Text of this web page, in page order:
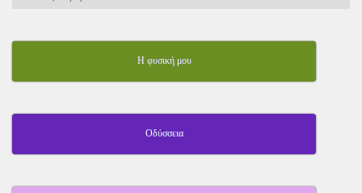
Η φυσική μου
Οδύσσεια